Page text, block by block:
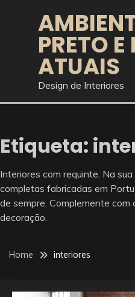
PRETO
ATUAIS
Design de Interiores
Etiqueta:
Interiores com requinte. Na
completas fabricadas em
de sempre. Complemente
decoração.
Home interiores